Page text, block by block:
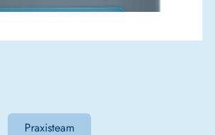
Praxisteam